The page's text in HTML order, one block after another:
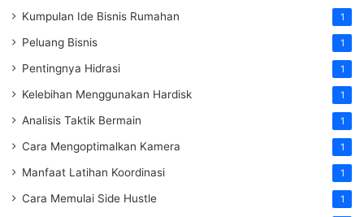
Kumpulan Ide Bisnis Rumahan 1
Peluang Bisnis 1
Pentingnya Hidrasi 1
Kelebihan Menggunakan Hardisk 1
Analisis Taktik Bermain 1
Cara Mengoptimalkan Kamera 1
Manfaat Latihan Koordinasi 1
Cara Memulai Side Hustle 1